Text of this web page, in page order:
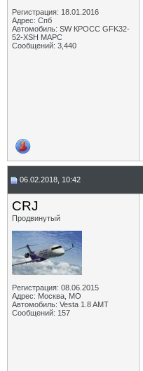
Регистрация: 18.01.2016
Адрес: Спб
Автомобиль: SW КРОСС GFK32-
52-XSH МАРС
Сообщений: 3,440
06.02.2018, 10:42
CRJ
Продвинутый
Регистрация: 08.06.2015
Адрес: Москва, МО
Автомобиль: Vesta 1.8 AMT
Сообщений: 157